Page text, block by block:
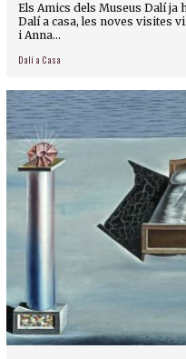
Els Amics dels Museus Dalí ja
Dalí a casa, les noves visites
i Anna...
Dalí a Casa